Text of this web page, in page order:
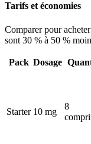
Tarifs et économies
Comparer pour
sont 30 % à 50 %
Pack Dosage
Starter 10 mg
8